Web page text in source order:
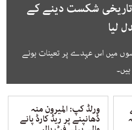
تاریخی شکست دینے کے
لیا
گذشتہ 30 برسوں میں اس عہدے پر تعینات ہونے
ورلڈ کپ: المیرون منہ
ڈھانپنے پر ریڈ کارڈ پانے